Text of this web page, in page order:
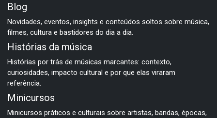
Blog
Novidades, eventos, insights e conteúdos soltos sobre música,
filmes, cultura e bastidores do dia a dia.
Histórias da música
Histórias por trás de músicas marcantes: contexto,
curiosidades, impacto cultural e por que elas viraram
referência.
Minicursos
Minicursos práticos e culturais sobre artistas, bandas, épocas,